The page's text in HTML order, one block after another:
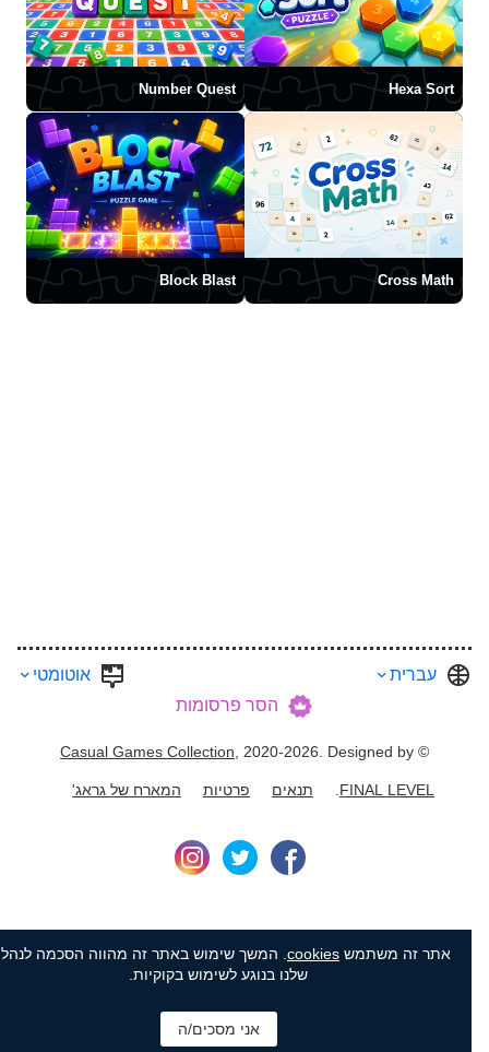
Hexa Sort
Number Quest
Cross Math
Block Blast
עברית
אוטומטי
הסר פרסומות
Casual Games Collection, 2020-2026. Designed by
FINAL LEVEL
. תנאים פרטיות המארח של גראג'
אתר זה משתמשcookies. המשך שימוש באתר זה מהווה הסכמה לנהלים
שלנו בנוגע לשימוש בקוקיות.